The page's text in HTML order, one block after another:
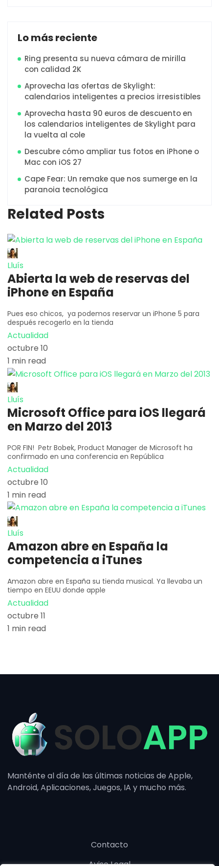
Lo más reciente
Ring presenta su nueva cámara de mirilla
con calidad 2K
Aprovecha las ofertas de Skylight:
calendarios inteligentes a precios irresistibles
Aprovecha hasta 90 euros de descuento en
los calendarios inteligentes de Skylight para
la vuelta al cole
Descubre cómo ampliar tus fotos en iPhone o
Mac con iOS 27
Cape Fear: Un remake que nos sumerge en la
paranoia tecnológica
Related Posts
Lluís
Abierta la web de reservas del
iPhone en España
Pues eso chicos, ya podemos reservar un iPhone 5 para
después recogerlo en la tienda
Actualidad
octubre 10
1 min read
Lluís
Microsoft Office para iOS llegará
en Marzo del 2013
POR FIN! Petr Bobek, Product Manager de Microsoft ha
confirmado en una conferencia en República
Actualidad
octubre 10
1 min read
Lluís
Amazon abre en España la
competencia a iTunes
Amazon abre en España su tienda musical. Ya llevaba un
tiempo en EEUU donde apple
Actualidad
octubre 11
1 min read
Manténte al día de las últimas noticias de Apple,
Android, Aplicaciones, Juegos, IA y mucho más.
Contacto